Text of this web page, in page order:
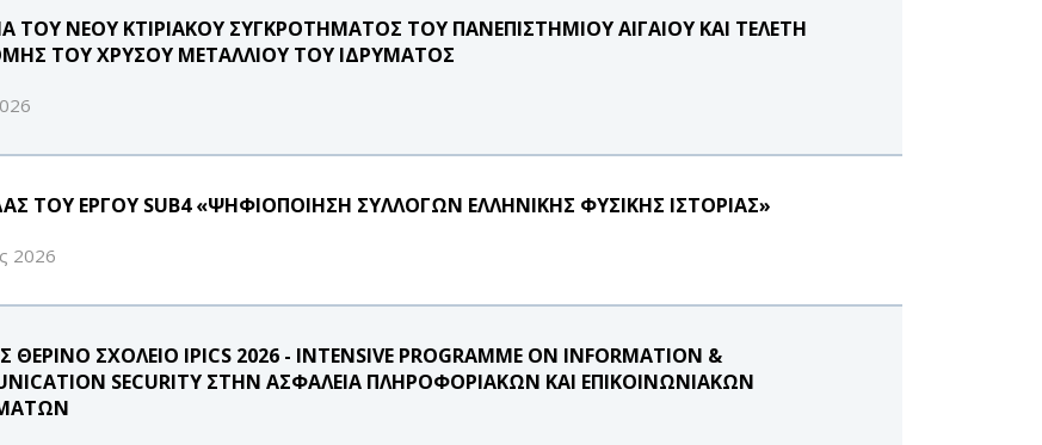
ΤΟΥ ΝΕΟΥ ΚΤΙΡΙΑΚΟΥ ΣΥΓΚΡΟΤΗΜΑΤΟΣ ΤΟΥ ΠΑΝΕΠΙΣΤΗΜΙΟΥ ΑΙΓΑΙΟΥ ΚΑΙ ΤΕΛΕΤΗ
ΤΟΥ ΧΡΥΣΟΥ ΜΕΤΑΛΛΙΟΥ ΤΟΥ ΙΔΡΥΜΑΤΟΣ
ΤΟΥ ΕΡΓΟΥ SUB4 «ΨΗΦΙΟΠΟΙΗΣΗ ΣΥΛΛΟΓΩΝ ΕΛΛΗΝΙΚΗΣ ΦΥΣΙΚΗΣ ΙΣΤΟΡΙΑΣ»
2026
ΘΕΡΙΝΟ ΣΧΟΛΕΙΟ IPICS 2026 - INTENSIVE PROGRAMME ON INFORMATION &
SECURITY ΣΤΗΝ ΑΣΦΑΛΕΙΑ ΠΛΗΡΟΦΟΡΙΑΚΩΝ ΚΑΙ ΕΠΙΚΟΙΝΩΝΙΑΚΩΝ